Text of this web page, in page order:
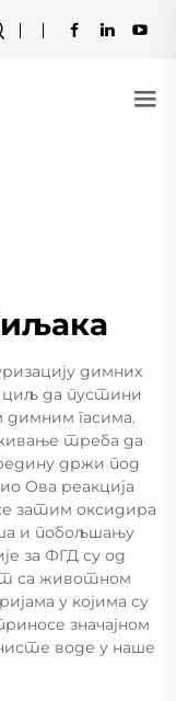
димних
циљ да пустини
димним гасима.
треба да
држи под
Ова реакција
затим оксидира
и побољшању
за ФГД су од
са животном
у којима су
значајном
воде у наше